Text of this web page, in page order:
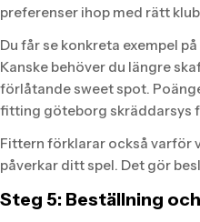
preferenser ihop med rätt
Du får se konkreta exempel
Kanske behöver du längre
förlåtande sweet spot.
fitting göteborg skräddarsys
Fittern förklarar också varför
påverkar ditt spel. Det gör
Steg 5: Beställning